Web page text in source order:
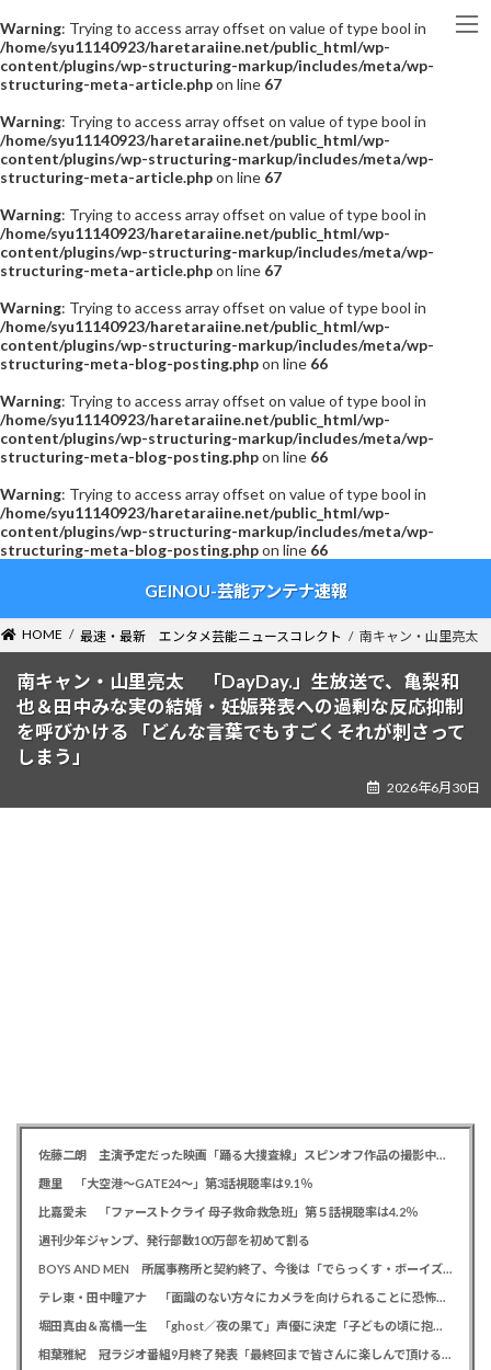
Warning: Trying to access array offset on value of type bool in
/home/syu11140923/haretaraiine.net/public_html/wp-
content/plugins/wp-structuring-markup/includes/meta/wp-
structuring-meta-article.phpon line 67
Warning: Trying to access array offset on value of type bool in
/home/syu11140923/haretaraiine.net/public_html/wp-
content/plugins/wp-structuring-markup/includes/meta/wp-
structuring-meta-article.phpon line 67
Warning: Trying to access array offset on value of type bool in
/home/syu11140923/haretaraiine.net/public_html/wp-
content/plugins/wp-structuring-markup/includes/meta/wp-
structuring-meta-article.phpon line 67
Warning: Trying to access array offset on value of type bool in
/home/syu11140923/haretaraiine.net/public_html/wp-
content/plugins/wp-structuring-markup/includes/meta/wp-
structuring-meta-blog-posting.phpon line 66
Warning: Trying to access array offset on value of type bool in
/home/syu11140923/haretaraiine.net/public_html/wp-
content/plugins/wp-structuring-markup/includes/meta/wp-
structuring-meta-blog-posting.phpon line 66
Warning: Trying to access array offset on value of type bool in
/home/syu11140923/haretaraiine.net/public_html/wp-
content/plugins/wp-structuring-markup/includes/meta/wp-
structuring-meta-blog-posting.phpon line 66
ン
ツ
ー
シ
GEINOU-芸能アンテナ速報
HOME 最速・最新 エンタメ芸能ニュースコレクト 南キャン・山里亮太
南キャン・山里亮太 「DayDay.」生放送で、亀梨和
也＆田中みな実の結婚・妊娠発表への過剰な反応抑制
を呼びかける 「どんな言葉でもすごくそれが刺さって
しまう」
2026年6月30日
佐藤二朗 主演予定だった映画「踊る大捜査線」スピンオフ作品の撮影中止が正式に決定か
趣里 「大空港～GATE24～」第3話視聴率は9.1％
比嘉愛未 「ファーストクライ 母子救命救急班」第５話視聴率は4.2％
週刊少年ジャンプ、発行部数100万部を初めて割る
BOYS AND MEN 所属事務所と契約終了、今後は「でらっくす・ボーイズ」として活動
テレ東・田中瞳アナ 「面識のない方々にカメラを向けられることに恐怖を」 ロケ撮影時に勝手に撮影してくる人に注意喚起
堀田真由＆高橋一生 「ghost／夜の果て」声優に決定「子どもの頃に抱いていた言葉にはできない沢山の感情を思い出しました」
相葉雅紀 冠ラジオ番組9月終了発表「最終回まで皆さんに楽しんで頂ける番組を」、ファンからは悲しみの声